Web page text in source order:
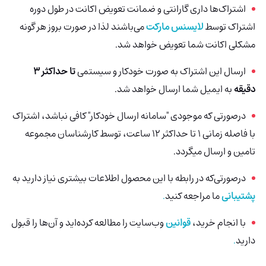
اشتراک‌ها داری گارانتی و ضمانت تعویض اکانت در طول دوره
اشتراک توسطلایسنس مارکتمی‌باشند لذا در صورت بروز هر گونه
مشکلی اکانت شما تعویض خواهد شد.
ارسال این اشتراک به صورت خودکار و سیستمی
تا حداکثر 3
دقیقهبه ایمیل شما ارسال خواهد شد.
درصورتی که موجودی "سامانه ارسال خودکار" کافی نباشد، اشتراک
با فاصله زمانی 1 تا حداکثر 12 ساعت، توسط کارشناسان مجموعه
تامین و ارسال میگردد.
درصورتی‌که در رابطه با این محصول اطلاعات بیشتری نیاز دارید به
پشتیبانیما مراجعه کنید.
با انجام خرید،قوانینوب‌سایت را مطالعه کرده‌اید و آن‌ها را قبول
دارید.